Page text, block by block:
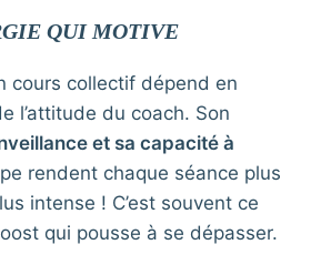
QUI MOTIVE
cours collectif dépend en
l’attitude du coach. Son
et sa capacité à
rendent chaque séance plus
intense ! C’est souvent ce
qui pousse à se dépasser.